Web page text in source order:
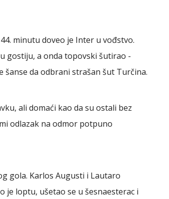
minutu doveo je Inter u vođstvo.
gostiju, a onda topovski šutirao -
šanse da odbrani strašan šut Turčina.
ali domaći kao da su ostali bez
odlazak na odmor potpuno
gola. Karlos Augusti i Lautaro
je loptu, ušetao se u šesnaesterac i